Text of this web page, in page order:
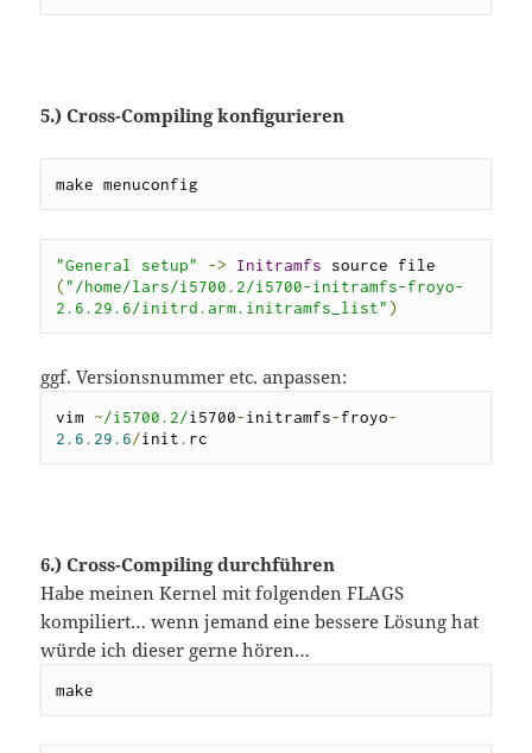
5.) Cross-Compiling konfigurieren
make menuconfig
"General setup" -> Initramfs
( "/home/lars/i5700.2/i5700-initramfs-froyo-
2.6.29.6/initrd.arm.initramfs_list" )
ggf. Versionsnummer etc. anpassen:
vim ~/i5700.2/i5700-initramfs-froyo-
2.6 . 29.6/init . rc
6.) Cross-Compiling durchführen
Habe meinen Kernel mit folgenden FLAGS
kompiliert… wenn jemand eine bessere Lösung hat
würde ich dieser gerne hören…
make